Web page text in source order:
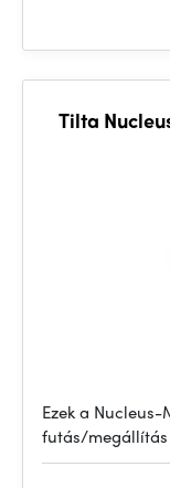
Tilta
Ezek a
futás/megállítás